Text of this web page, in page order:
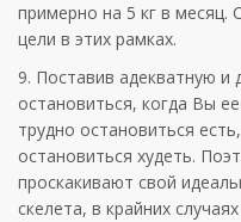
примерно на 5 кг в месяц.
цели в этих рамках.
9. Поставив адекватную и
остановиться, когда Вы
трудно остановиться
остановиться худеть.
проскакивают свой
скелета, в крайних